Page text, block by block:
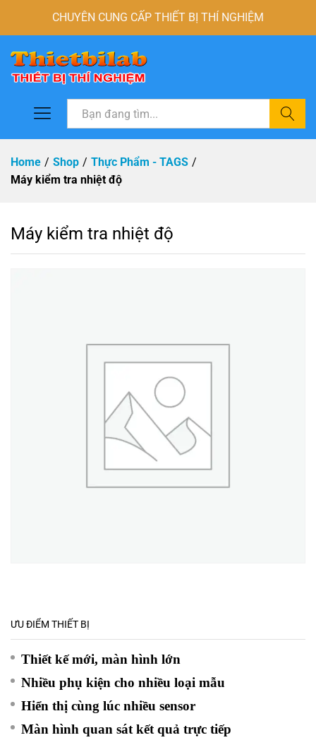
CHUYÊN CUNG CẤP THIẾT BỊ THÍ NGHIỆM
Tìm
Home / Shop / Thực Phẩm - TAGS /
Máy kiểm tra nhiệt độ
Máy kiểm tra nhiệt độ
ƯU ĐIỂM THIẾT BỊ
Thiết kế mới, màn hình lớn
Nhiều phụ kiện cho nhiều loại mẫu
Hiển thị cùng lúc nhiều sensor
Màn hình quan sát kết quả trực tiếp